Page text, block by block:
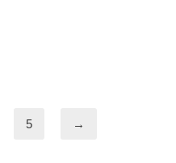
5 →